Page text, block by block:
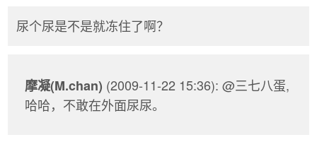
尿个尿是不是就冻住了啊？
摩凝(M.chan) (2009-11-22 15:36): @三七八蛋,
哈哈，不敢在外面尿尿。